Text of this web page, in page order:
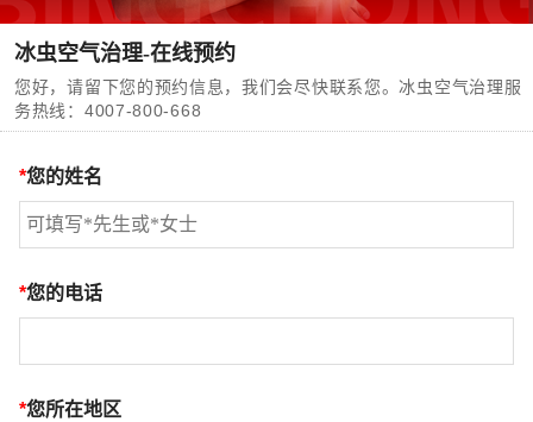
冰虫空气治理-在线预约
您好，请留下您的预约信息，我们会尽快联系您。冰虫空气治理服
务热线： 4007-800-668
*您的姓名
*您的电话
*您所在地区